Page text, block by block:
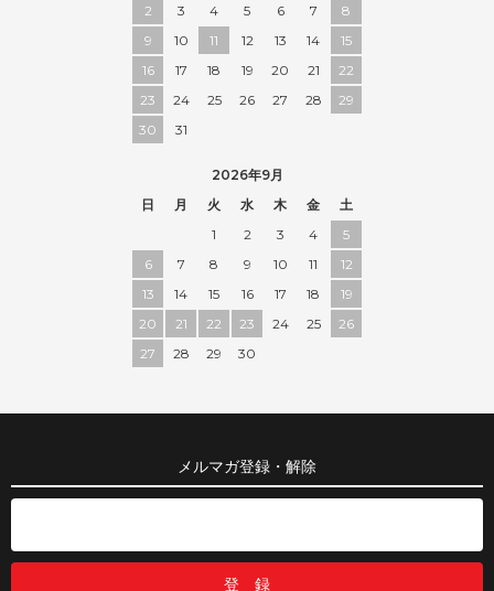
2
3 4 5 6 7
8
9
10 11 12 13 14
15
16
17 18 19 20 21
22
23
24 25 26 27 28
29
30
31
2026年9月
日
月 火 水 木 金
土
1
2 3 4
5
6
7 8 9 10 11
12
13
14 15 16 17 18
19
20
21 22 23 24 25
26
27
28 29 30
メルマガ登録・解除